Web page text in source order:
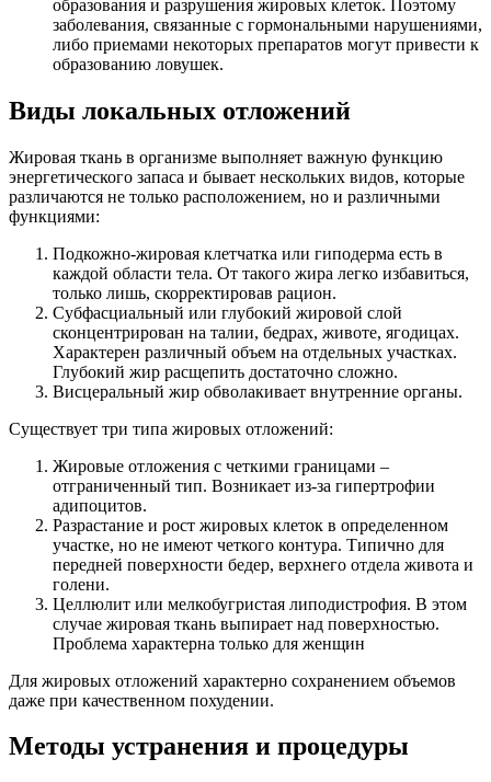
образования и разрушения жировых клеток. Поэтому
заболевания, связанные с гормональными нарушениями,
либо приемами некоторых препаратов могут привести к
образованию ловушек.
Виды локальных отложений
Жировая ткань в организме выполняет важную функцию
энергетического запаса и бывает нескольких видов, которые
различаются не только расположением, но и различными
функциями:
Подкожно-жировая клетчатка или гиподерма есть в
каждой области тела. От такого жира легко избавиться,
только лишь, скорректировав рацион.
Субфасциальный или глубокий жировой слой
сконцентрирован на талии, бедрах, животе, ягодицах.
Характерен различный объем на отдельных участках.
Глубокий жир расщепить достаточно сложно.
Висцеральный жир обволакивает внутренние органы.
Существует три типа жировых отложений:
Жировые отложения с четкими границами –
отграниченный тип. Возникает из-за гипертрофии
адипоцитов.
Разрастание и рост жировых клеток в определенном
участке, но не имеют четкого контура. Типично для
передней поверхности бедер, верхнего отдела живота и
голени.
Целлюлит или мелкобугристая липодистрофия. В этом
случае жировая ткань выпирает над поверхностью.
Проблема характерна только для женщин
Для жировых отложений характерно сохранением объемов
даже при качественном похудении.
Методы устранения и процедуры